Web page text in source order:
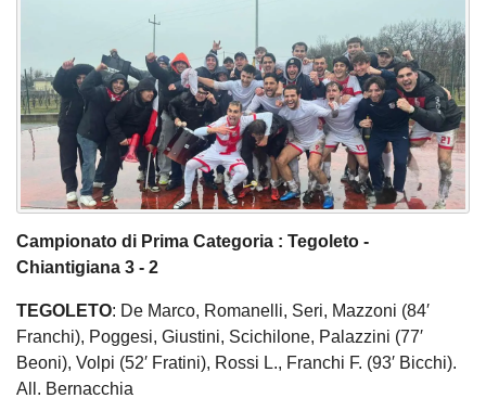
Campionato di Prima Categoria : Tegoleto -
Chiantigiana 3 - 2
TEGOLETO: De Marco, Romanelli, Seri, Mazzoni (84′
Franchi), Poggesi, Giustini, Scichilone, Palazzini (77′
Beoni), Volpi (52′ Fratini), Rossi L., Franchi F. (93′ Bicchi).
All. Bernacchia